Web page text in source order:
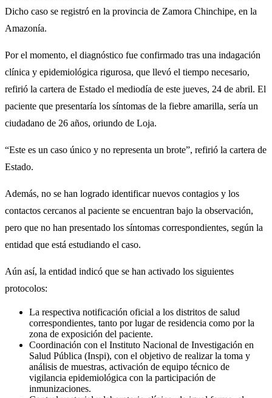
Dicho caso se registró en la provincia de Zamora Chinchipe, en la
Amazonía.
Por el momento, el diagnóstico fue confirmado tras una indagación
clínica y epidemiológica rigurosa, que llevó el tiempo necesario,
refirió la cartera de Estado el mediodía de este jueves, 24 de abril. El
paciente que presentaría los síntomas de la fiebre amarilla, sería un
ciudadano de 26 años, oriundo de Loja.
“Este es un caso único y no representa un brote”, refirió la cartera de
Estado.
Además, no se han logrado identificar nuevos contagios y los
contactos cercanos al paciente se encuentran bajo la observación,
pero que no han presentado los síntomas correspondientes, según la
entidad que está estudiando el caso.
Aún así, la entidad indicó que se han activado los siguientes
protocolos:
La respectiva notificación oficial a los distritos de salud
correspondientes, tanto por lugar de residencia como por la
zona de exposición del paciente.
Coordinación con el Instituto Nacional de Investigación en
Salud Pública (Inspi), con el objetivo de realizar la toma y
análisis de muestras, activación de equipo técnico de
vigilancia epidemiológica con la participación de
inmunizaciones.